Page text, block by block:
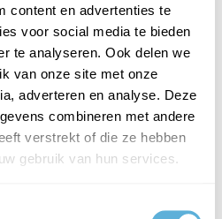
content en advertenties te
voor social media te bieden
te analyseren. Ook delen we
van onze site met onze
adverteren en analyse. Deze
combineren met andere
verstrekt of die ze hebben
gebruik van hun services.
niet-afsluitbaar.